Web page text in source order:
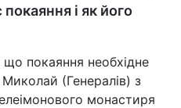
і як його
покаяння необхідне
(Генералів) з
монастиря